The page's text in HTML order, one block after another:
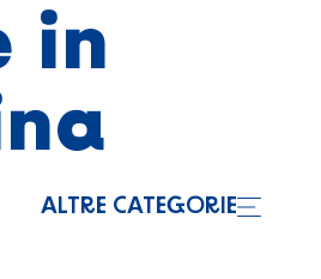
in
ALTRE CATEGORIE